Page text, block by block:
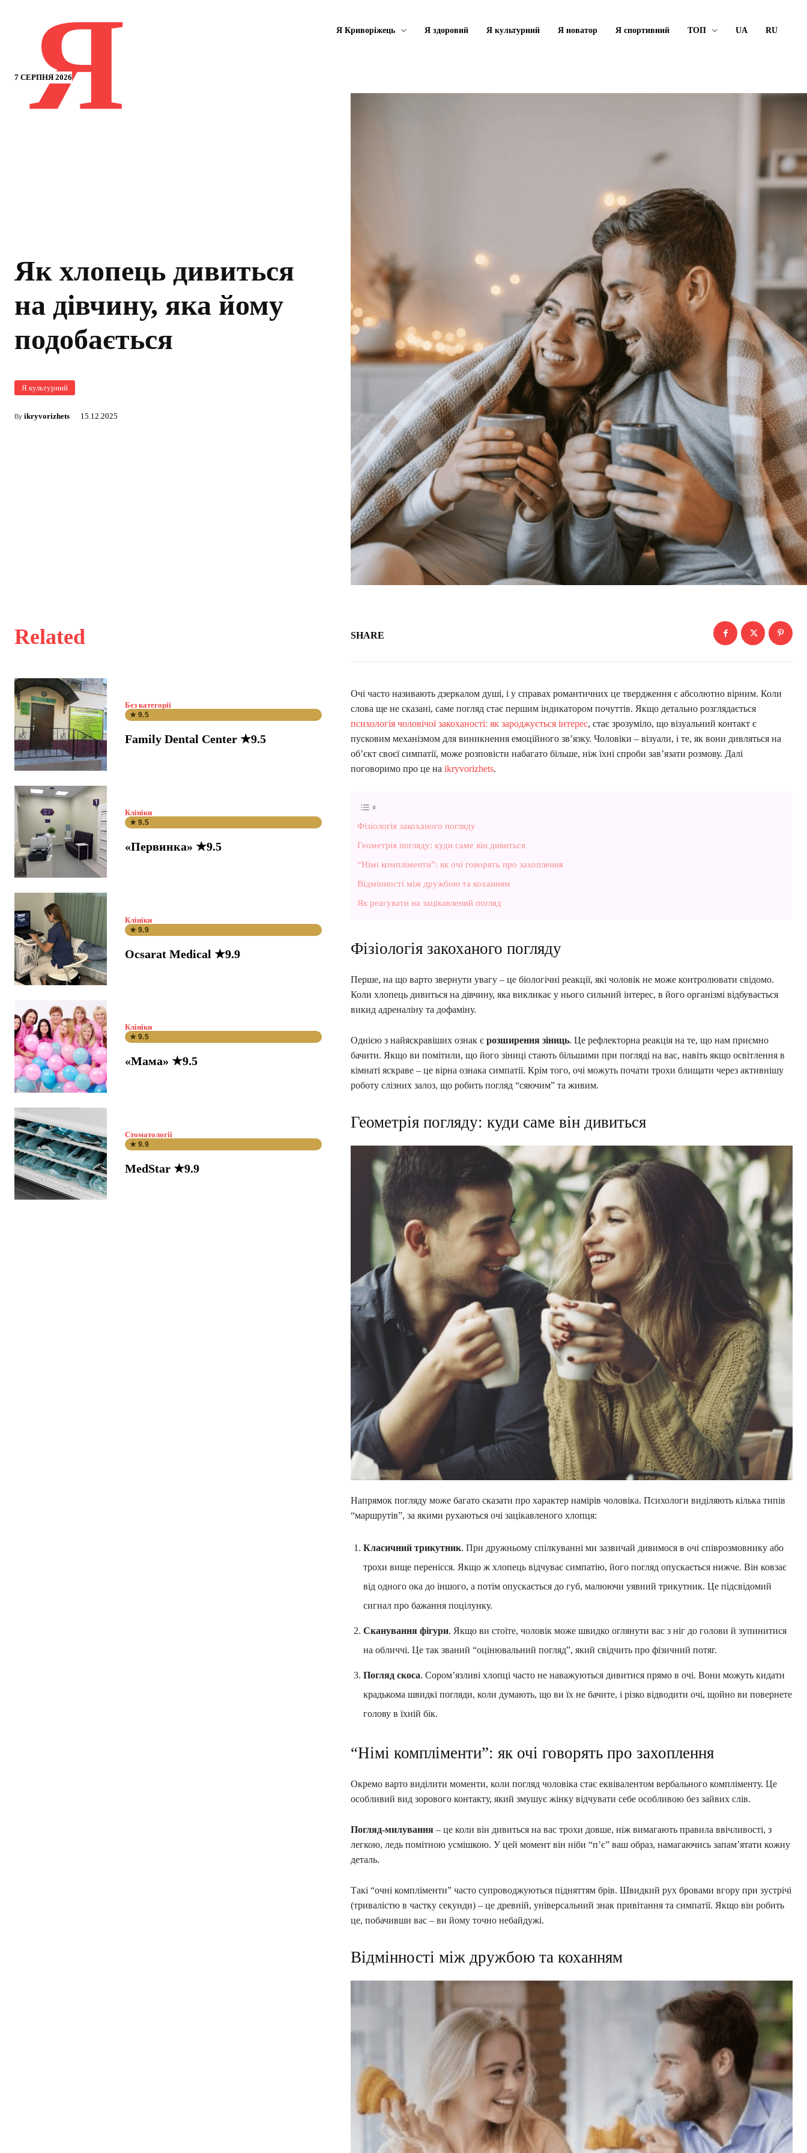
7 СЕРПНЯ 2026
Я Я Криворіжець Я здоровий Я культурний Я новатор Я спортивний ТОП UA RU
Як хлопець дивиться
на дівчину, яка йому
подобається
Я культурний
By ikryvorizhets 15.12.2025
Related
Без категорії
★ 9.5
Family Dental Center ★9.5
Клініки
★ 9.5
«Первинка» ★9.5
Клініки
★ 9.9
Ocsarat Medical ★9.9
Клініки
★ 9.5
«Мама» ★9.5
Стоматології
★ 9.9
MedStar ★9.9
SHARE
Очі часто називають дзеркалом душі, і у справах романтичних це твердження є абсолютно вірним. Коли
слова ще не сказані, саме погляд стає першим індикатором почуттів. Якщо детально розглядається
психологія чоловічої закоханості: як зароджується інтерес, стає зрозуміло, що візуальний контакт є
пусковим механізмом для виникнення емоційного зв’язку. Чоловіки – візуали, і те, як вони дивляться на
об’єкт своєї симпатії, може розповісти набагато більше, ніж їхні спроби зав’язати розмову. Далі
поговоримо про це на ikryvorizhets.
Фізіологія закоханого погляду
Геометрія погляду: куди саме він дивиться
“Німі компліменти”: як очі говорять про захоплення
Відмінності між дружбою та коханням
Як реагувати на зацікавлений погляд
Фізіологія закоханого погляду
Перше, на що варто звернути увагу – це біологічні реакції, які чоловік не може контролювати свідомо.
Коли хлопець дивиться на дівчину, яка викликає у нього сильний інтерес, в його організмі відбувається
викид адреналіну та дофаміну.
Однією з найяскравіших ознак є розширення зіниць. Це рефлекторна реакція на те, що нам приємно
бачити. Якщо ви помітили, що його зіниці стають більшими при погляді на вас, навіть якщо освітлення в
кімнаті яскраве – це вірна ознака симпатії. Крім того, очі можуть почати трохи блищати через активнішу
роботу слізних залоз, що робить погляд “сяючим” та живим.
Геометрія погляду: куди саме він дивиться
Напрямок погляду може багато сказати про характер намірів чоловіка. Психологи виділяють кілька типів
“маршрутів”, за якими рухаються очі зацікавленого хлопця:
Класичний трикутник. При дружньому спілкуванні ми зазвичай дивимося в очі співрозмовнику або
трохи вище перенісся. Якщо ж хлопець відчуває симпатію, його погляд опускається нижче. Він ковзає
від одного ока до іншого, а потім опускається до губ, малюючи уявний трикутник. Це підсвідомий
сигнал про бажання поцілунку.
Сканування фігури. Якщо ви стоїте, чоловік може швидко оглянути вас з ніг до голови й зупинитися
на обличчі. Це так званий “оцінювальний погляд”, який свідчить про фізичний потяг.
Погляд скоса. Сором’язливі хлопці часто не наважуються дивитися прямо в очі. Вони можуть кидати
крадькома швидкі погляди, коли думають, що ви їх не бачите, і різко відводити очі, щойно ви повернете
голову в їхній бік.
“Німі компліменти”: як очі говорять про захоплення
Окремо варто виділити моменти, коли погляд чоловіка стає еквівалентом вербального компліменту. Це
особливий вид зорового контакту, який змушує жінку відчувати себе особливою без зайвих слів.
Погляд-милування – це коли він дивиться на вас трохи довше, ніж вимагають правила ввічливості, з
легкою, ледь помітною усмішкою. У цей момент він ніби “п’є” ваш образ, намагаючись запам’ятати кожну
деталь.
Такі “очні компліменти” часто супроводжуються підняттям брів. Швидкий рух бровами вгору при зустрічі
(тривалістю в частку секунди) – це древній, універсальний знак привітання та симпатії. Якщо він робить
це, побачивши вас – ви йому точно небайдужі.
Відмінності між дружбою та коханням